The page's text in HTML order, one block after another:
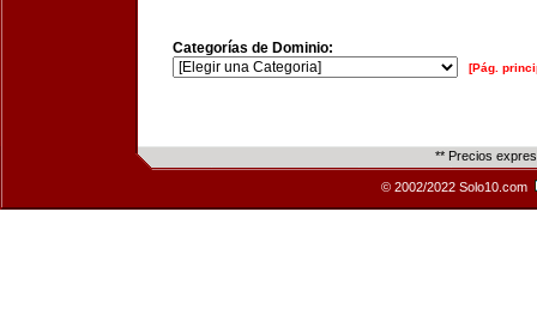
Categorías de Dominio:
[Pág.
** Precios
© 2002/2022 Solo10.com